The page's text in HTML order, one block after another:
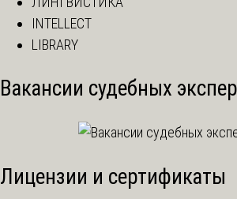
INTELLECT
LIBRARY
Вакансии судебных
Лицензии и сертификаты